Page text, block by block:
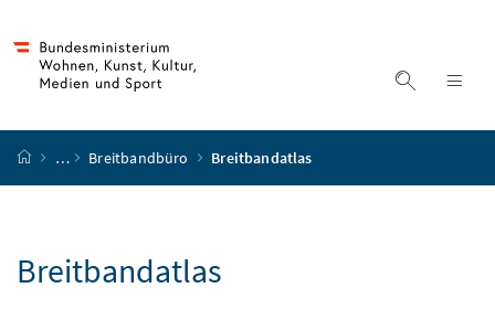
Suche
Startseite
… Breitbandbüro Breitbandatlas
Breitbandatlas